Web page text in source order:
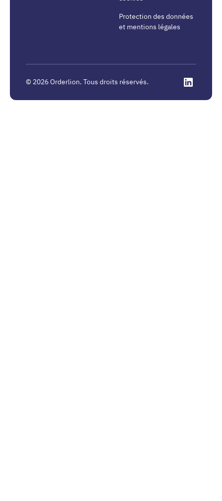
Protection des données
et mentions légales
© 2026Orderlion. Tous droits réservés.